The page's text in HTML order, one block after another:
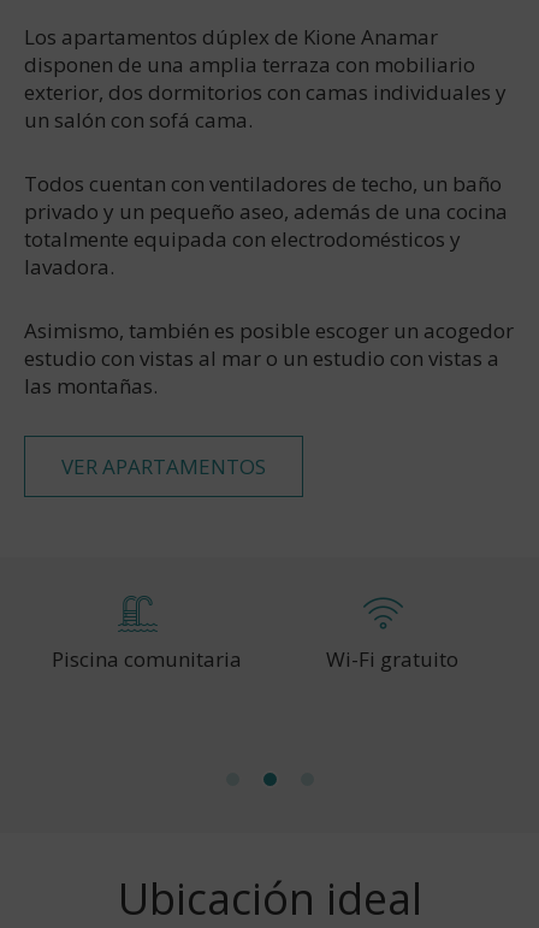
Los apartamentos dúplex de Kione Anamar
disponen de una amplia terraza con mobiliario
exterior, dos dormitorios con camas individuales y
un salón con sofá cama.
Todos cuentan con ventiladores de techo, un baño
privado y un pequeño aseo, además de una cocina
totalmente equipada con electrodomésticos y
lavadora.
Asimismo, también es posible escoger un acogedor
estudio con vistas al mar o un estudio con vistas a
las montañas.
VER APARTAMENTOS
Wi-Fi gratuito
Admite mascotas
Ubicación ideal